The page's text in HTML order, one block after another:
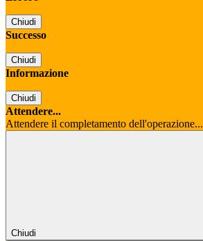
Chiudi
Successo
Chiudi
Informazione
Chiudi
Attendere...
Attendere il completamento dell'operazione...
Chiudi